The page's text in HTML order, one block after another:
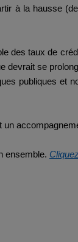
à la hausse
des taux de
devrait se
publiques et
ensemble.